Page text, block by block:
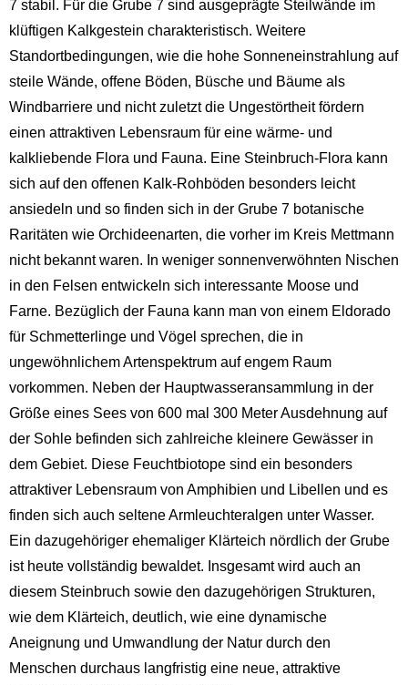
7 stabil. Für die Grube 7 sind ausgeprägte Steilwände im
klüftigen Kalkgestein charakteristisch. Weitere
Standortbedingungen, wie die hohe Sonneneinstrahlung auf
steile Wände, offene Böden, Büsche und Bäume als
Windbarriere und nicht zuletzt die Ungestörtheit fördern
einen attraktiven Lebensraum für eine wärme- und
kalkliebende Flora und Fauna. Eine Steinbruch-Flora kann
sich auf den offenen Kalk-Rohböden besonders leicht
ansiedeln und so finden sich in der Grube 7 botanische
Raritäten wie Orchideenarten, die vorher im Kreis Mettmann
nicht bekannt waren. In weniger sonnenverwöhnten Nischen
in den Felsen entwickeln sich interessante Moose und
Farne. Bezüglich der Fauna kann man von einem Eldorado
für Schmetterlinge und Vögel sprechen, die in
ungewöhnlichem Artenspektrum auf engem Raum
vorkommen. Neben der Hauptwasseransammlung in der
Größe eines Sees von 600 mal 300 Meter Ausdehnung auf
der Sohle befinden sich zahlreiche kleinere Gewässer in
dem Gebiet. Diese Feuchtbiotope sind ein besonders
attraktiver Lebensraum von Amphibien und Libellen und es
finden sich auch seltene Armleuchteralgen unter Wasser.
Ein dazugehöriger ehemaliger Klärteich nördlich der Grube
ist heute vollständig bewaldet. Insgesamt wird auch an
diesem Steinbruch sowie den dazugehörigen Strukturen,
wie dem Klärteich, deutlich, wie eine dynamische
Aneignung und Umwandlung der Natur durch den
Menschen durchaus langfristig eine neue, attraktive